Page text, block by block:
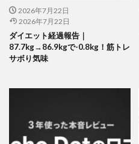
2026年7月22日
2026年7月22日
ダイエット経過報告｜
87.7kg→86.9kgで-0.8kg！筋トレ
サボり気味